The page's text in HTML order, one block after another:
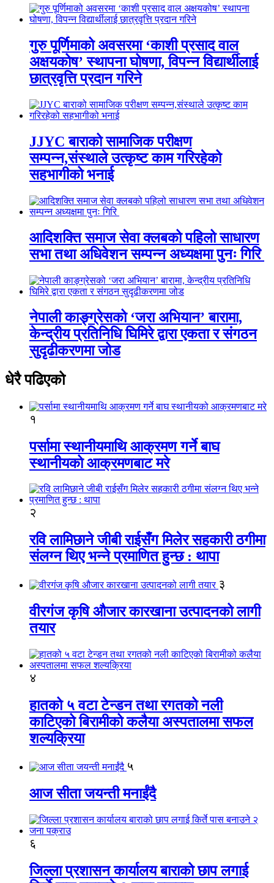
गुरु पूर्णिमाको अवसरमा ‘काशी प्रसाद वाल
अक्षयकोष’ स्थापना घोषणा, विपन्न विद्यार्थीलाई
छात्रवृत्ति प्रदान गरिने
JJYC बाराको सामाजिक परीक्षण
सम्पन्न,संस्थाले उत्कृष्ट काम गरिरहेको
सहभागीको भनाई
आदिशक्ति समाज सेवा क्लबको पहिलो साधारण
सभा तथा अधिवेशन सम्पन्न अध्यक्षमा पुनः गिरि
नेपाली काङ्ग्रेसको ‘जरा अभियान’ बारामा,
केन्द्रीय प्रतिनिधि घिमिरे द्वारा एकता र संगठन
सुदृढीकरणमा जोड
धेरै पढिएको
१
पर्सामा स्थानीयमाथि आक्रमण गर्ने बाघ
स्थानीयको आक्रमणबाट मरे
२
रवि लामिछाने जीबी राईसँग मिलेर सहकारी ठगीमा
संलग्न थिए भन्ने प्रमाणित हुन्छ : थापा
३
वीरगंज कृषि औजार कारखाना उत्पादनको लागी
तयार
४
हातको ५ वटा टेन्डन तथा रगतको नली
काटिएको बिरामीको कलैया अस्पतालमा सफल
शल्यक्रिया
५
आज सीता जयन्ती मनाईंदै
६
जिल्ला प्रशासन कार्यालय बाराको छाप लगाई